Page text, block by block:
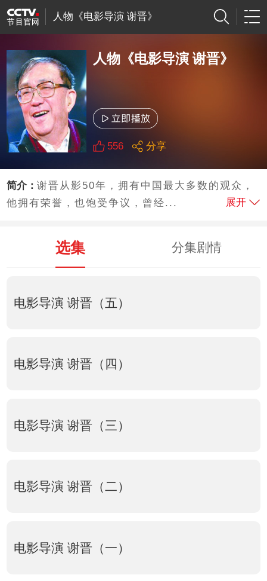
人物《电影导演 谢晋》
人物《电影导演 谢晋》
556 分享
简介：谢晋从影50年，拥有中国最大多数的观众，
他拥有荣誉，也饱受争议，曾经...
展开
选集 分集剧情
电影导演 谢晋（五）
电影导演 谢晋（四）
电影导演 谢晋（三）
电影导演 谢晋（二）
电影导演 谢晋（一）